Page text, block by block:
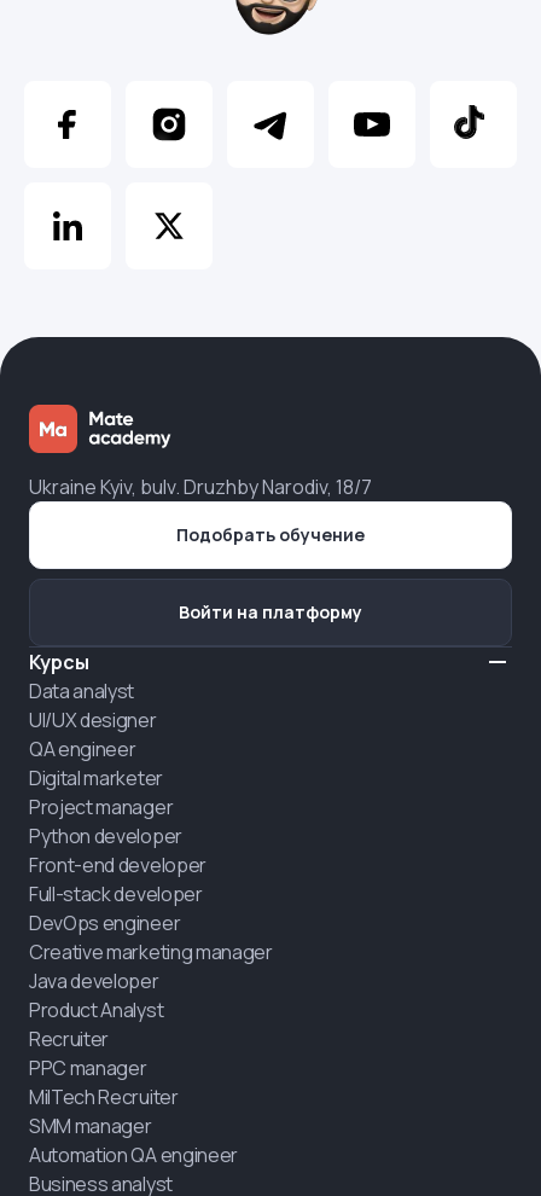
Ukraine Kyiv, bulv. Druzhby Narodiv, 18/7
Курсы
Data analyst
UI/UX designer
QA engineer
Digital marketer
Project manager
Python developer
Front-end developer
Full-stack developer
DevOps engineer
Creative marketing manager
Java developer
Product Analyst
Recruiter
PPC manager
MilTech Recruiter
SMM manager
Automation QA engineer
Business analyst
Подобрать обучение
Войти на платформу